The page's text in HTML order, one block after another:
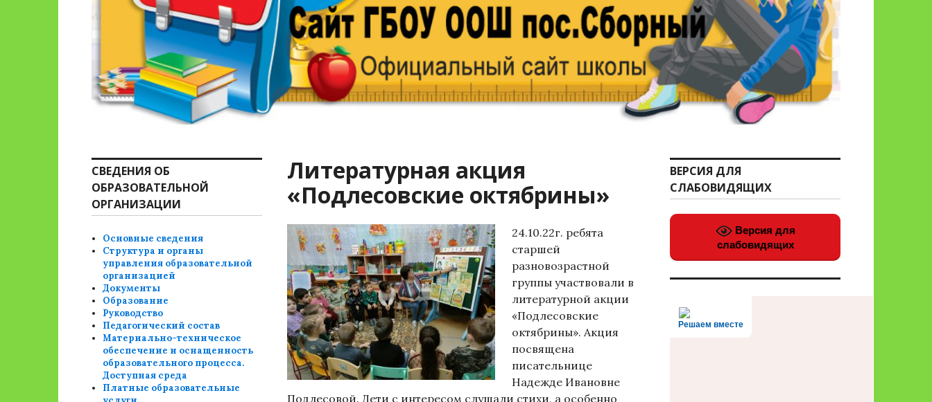
Литературная акция
«Подлесовские октябрины»
24.10.22г. ребята
старшей
разновозрастной
группы участвовали в
литературной акции
«Подлесовские
октябрины». Акция
посвящена
писательнице
Надежде Ивановне
Подлесовой. Дети с интересом слушали стихи, а особенно
СВЕДЕНИЯ ОБ
ОБРАЗОВАТЕЛЬНОЙ
ОРГАНИЗАЦИИ
Основные сведения
Структура и органы
управления образовательной
организацией
Документы
Образование
Руководство
Педагогический состав
Материально-техническое
обеспечение и оснащенность
образовательного процесса.
Доступная среда
Платные образовательные
ВЕРСИЯ ДЛЯ
СЛАБОВИДЯЩИХ
Версия для
слабовидящих
Решаем вместе